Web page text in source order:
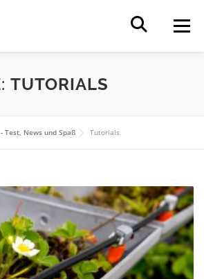
Menü
REVIEWS TUTORIALS
ÜBER
TUTORIALS
Test, News und Spaß Tutorials